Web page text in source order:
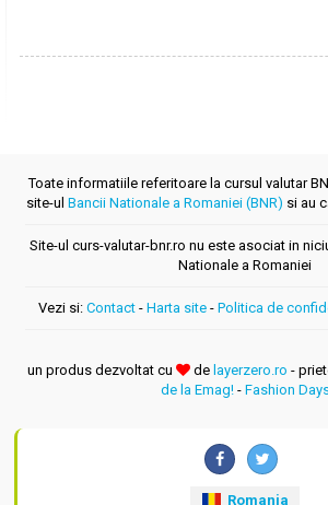
Toate informatiile referitoare la cursul valutar
site-ul Bancii Nationale a Romaniei (BNR) si au
Site-ul curs-valutar-bnr.ro nu este asociat in
Nationale a Romaniei
Vezi si: Contact - Harta site - Politica de
un produs dezvoltat cu de layerzero.ro -
de la Emag!- Fashion
Romania